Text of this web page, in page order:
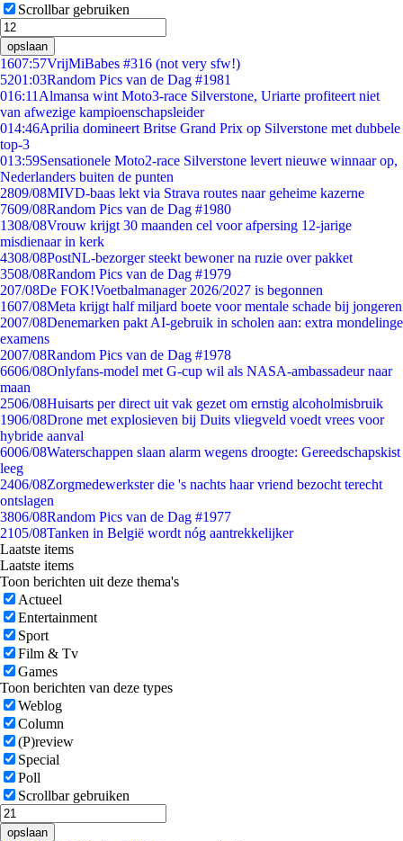
Scrollbar gebruiken
opslaan
1607:57VrijMiBabes #316 (not very sfw!)
5201:03Random Pics van de Dag #1981
016:11 Almansa wint Moto3-race Silverstone, Uriarte profiteert niet
van afwezige kampioenschapsleider
014:46Aprilia domineert Britse Grand Prix op Silverstone met dubbele
top-3
013:59Sensationele Moto2-race Silverstone levert nieuwe winnaar op,
Nederlanders buiten de punten
2809/08MIVD-baas lekt via Strava routes naar geheime kazerne
7609/08Random Pics van de Dag #1980
1308/08Vrouw krijgt 30 maanden cel voor afpersing 12-jarige
misdienaar in kerk
4308/08PostNL-bezorger steekt bewoner na ruzie over pakket
3508/08Random Pics van de Dag #1979
207/08De FOK!Voetbalmanager 2026/2027 is begonnen
1607/08Meta krijgt half miljard boete voor mentale schade bij jongeren
2007/08Denemarken pakt AI-gebruik in scholen aan: extra mondelinge
examens
2007/08Random Pics van de Dag #1978
6606/08Onlyfans-model met G-cup wil als NASA-ambassadeur naar
maan
2506/08Huisarts per direct uit vak gezet om ernstig alcoholmisbruik
1906/08Drone met explosieven bij Duits vliegveld voedt vrees voor
hybride aanval
6006/08Waterschappen slaan alarm wegens droogte: Gereedschapskist
leeg
2406/08Zorgmedewerkster die 's nachts haar vriend bezocht terecht
ontslagen
3806/08Random Pics van de Dag #1977
2105/08Tanken in België wordt nóg aantrekkelijker
Laatste items
Laatste items
Toon berichten uit deze thema's
Actueel
Entertainment
Sport
Film & Tv
Games
Toon berichten van deze types
Weblog
Column
(P)review
Special
Poll
Scrollbar gebruiken
opslaan